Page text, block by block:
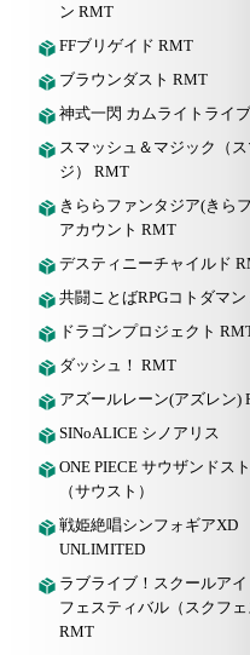
ン RMT
FFブリゲイド RMT
ブラウンダスト RMT
神式一閃 カムライトライ
スマッシュ＆マジック（ス
ジ） RMT
きららファンタジア(きら
アカウント RMT
デスティニーチャイルド
共闘ことばRPGコトダマ
ドラゴンプロジェクト
ダッシュ！ RMT
アズールレーン(アズレン)
SINoALICE シノアリス
ONE PIECE サウザンドス
（サウスト）
戦姫絶唱シンフォギアXD
UNLIMITED
ラブライブ！スクールア
フェスティバル（スクフェ
RMT